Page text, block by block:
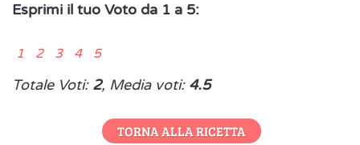
Esprimi il tuo Voto da 1 a 5:
1 2 3 4 5
Totale Voti: 2, Media voti: 4.5
TORNA ALLA RICETTA